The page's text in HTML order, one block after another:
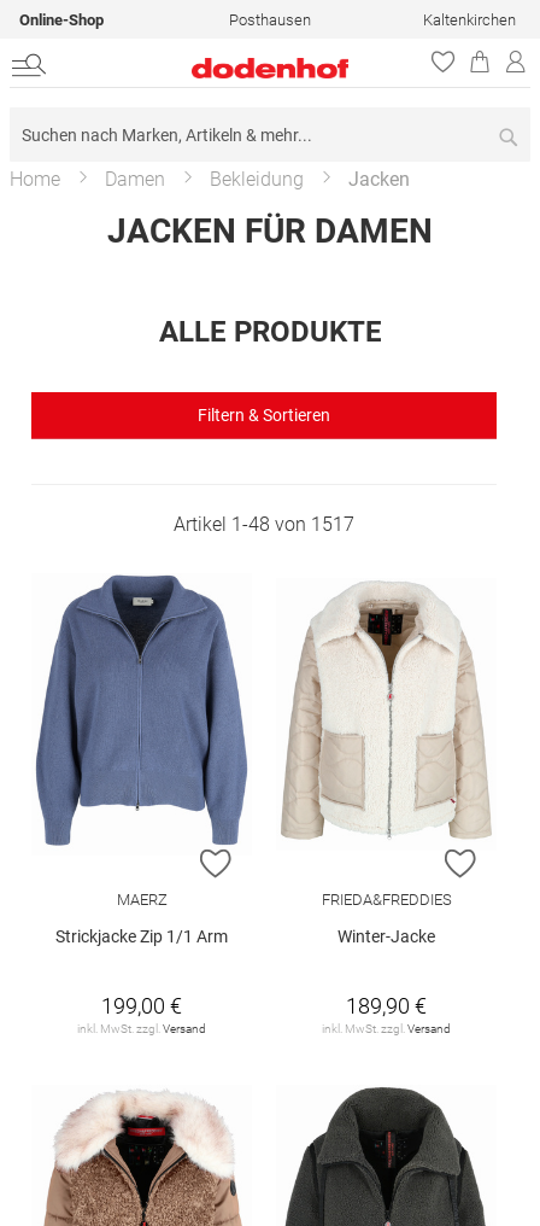
Online-Shop Posthausen Kaltenkirchen
Home Damen Bekleidung Jacken
JACKEN FÜR DAMEN
ALLE PRODUKTE
Filtern & Sortieren
Artikel 1-48 von 1517
ZUR WUNSCHLISTE HINZUFÜGEN
MAERZ
Strickjacke Zip 1/1 Arm
199,00 €
inkl. MwSt. zzgl. Versand
ZUR
FRIEDA&FREDDIES
Winter-Jacke
189,90 €
inkl. MwSt. zzgl. Versand